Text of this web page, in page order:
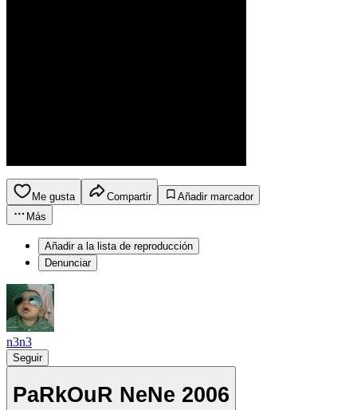
Me gusta Compartir
Añadir marcador
Más
Añadir a la lista de reproducción
Denunciar
n3n3
Seguir
PaRkOuR NeNe 2006